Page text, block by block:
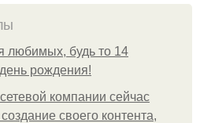
любимых, будь то 14
рождения!
компании сейчас
своего контента,